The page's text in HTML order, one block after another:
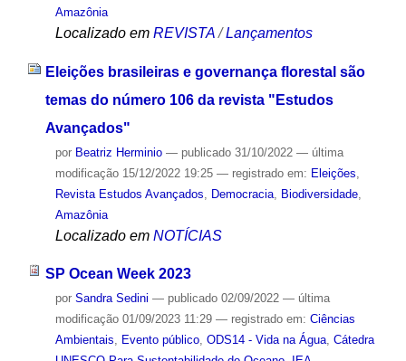
Amazônia
Localizado em REVISTA /Lançamentos
Eleições brasileiras e governança florestal são
temas do número 106 da revista "Estudos
Avançados"
por Beatriz Herminio — publicado31/10/2022 — última
modificação15/12/2022 19:25 — registrado em: Eleições
Revista Estudos Avançados
Democracia, Biodiversidade,
Amazônia
Localizado em NOTÍCIAS
SP Ocean Week 2023
por Sandra Sedini — publicado02/09/2022 — última
modificação01/09/2023 11:29 — registrado em: Ciências
Ambientais, Evento público, ODS14 - Vida na Água, Cátedra